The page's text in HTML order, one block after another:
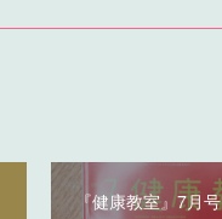
『健康教室』7月号